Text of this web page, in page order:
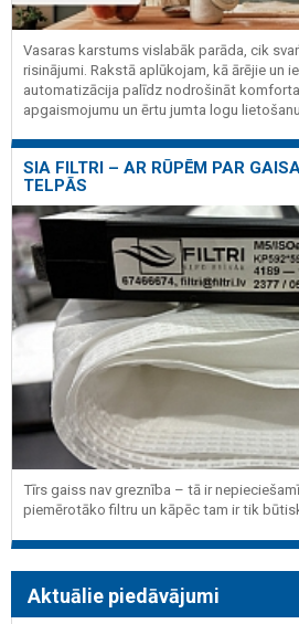
Vasaras karstums vislabāk parāda, cik
risinājumi. Rakstā aplūkojam, kā ārējie un
automatizācija palīdz nodrošināt
apgaismojumu un ērtu jumta logu
SIA FILTRI – AR RŪPĒM PAR
TELPĀS
Tīrs gaiss nav greznība – tā ir
piemērotāko filtru un kāpēc tam ir tik
Aktuālie piedāvājumi